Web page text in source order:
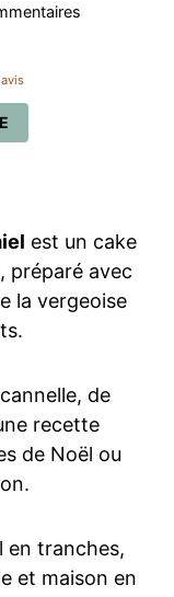
avis
est un cake
préparé avec
la vergeoise
de
recette
de Noël ou